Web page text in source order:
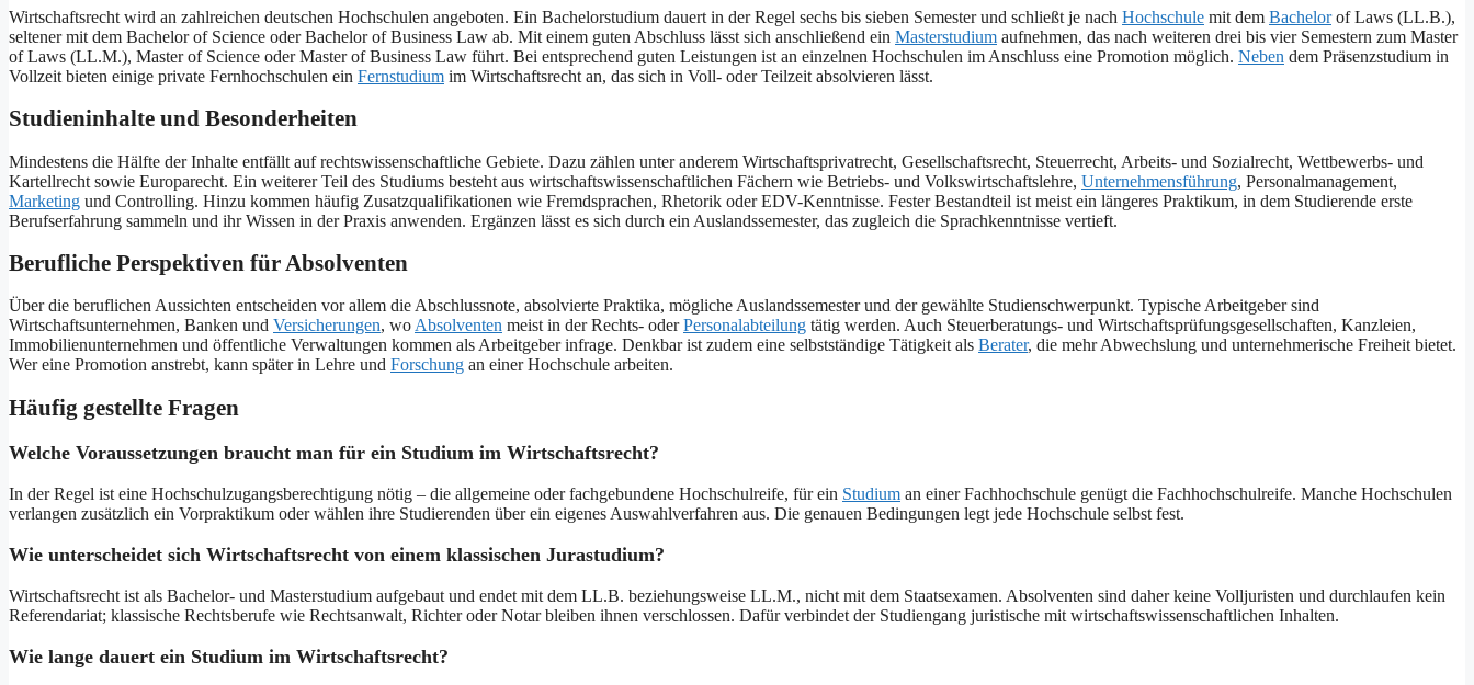
Wirtschaftsrecht wird an zahlreichen deutschen Hochschulen angeboten. Ein Bachelorstudium dauert in der Regel sechs bis sieben Semester und schließt je nach Hochschule mit dem Bachelorof Laws (LL.B.),
seltener mit dem Bachelor of Science oder Bachelor of Business Law ab. Mit einem guten Abschluss lässt sich anschließend ein Masterstudium aufnehmen, das nach weiteren drei bis vier Semestern zum Master
of Laws (LL.M.), Master of Science oder Master of Business Law führt. Bei entsprechend guten Leistungen ist an einzelnen Hochschulen im Anschluss eine Promotion möglich. Neben dem Präsenzstudium in
Vollzeit bieten einige private Fernhochschulen ein Fernstudium im Wirtschaftsrecht an, das sich in Voll- oder Teilzeit absolvieren lässt.
Studieninhalte und Besonderheiten
Mindestens die Hälfte der Inhalte entfällt auf rechtswissenschaftliche Gebiete. Dazu zählen unter anderem Wirtschaftsprivatrecht, Gesellschaftsrecht, Steuerrecht, Arbeits- und Sozialrecht, Wettbewerbs- und
Kartellrecht sowie Europarecht. Ein weiterer Teil des Studiums besteht aus wirtschaftswissenschaftlichen Fächern wie Betriebs- und Volkswirtschaftslehre, Unternehmensführung, Personalmanagement,
Marketing und Controlling. Hinzu kommen häufig Zusatzqualifikationen wie Fremdsprachen, Rhetorik oder EDV-Kenntnisse. Fester Bestandteil ist meist ein längeres Praktikum, in dem Studierende erste
Berufserfahrung sammeln und ihr Wissen in der Praxis anwenden. Ergänzen lässt es sich durch ein Auslandssemester, das zugleich die Sprachkenntnisse vertieft.
Berufliche Perspektiven für Absolventen
Über die beruflichen Aussichten entscheiden vor allem die Abschlussnote, absolvierte Praktika, mögliche Auslandssemester und der gewählte Studienschwerpunkt. Typische Arbeitgeber sind
Wirtschaftsunternehmen, Banken und Versicherungen, woAbsolventen meist in der Rechts- oderPersonalabteilung tätig werden. Auch Steuerberatungs- und Wirtschaftsprüfungsgesellschaften, Kanzleien,
Immobilienunternehmen und öffentliche Verwaltungen kommen als Arbeitgeber infrage. Denkbar ist zudem eine selbstständige Tätigkeit als Berater, die mehr Abwechslung und unternehmerische Freiheit bietet.
Wer eine Promotion anstrebt, kann später in Lehre und Forschung an einer Hochschule arbeiten.
Häufig gestellte Fragen
Welche Voraussetzungen braucht man für ein Studium im Wirtschaftsrecht?
In der Regel ist eine Hochschulzugangsberechtigung nötig – die allgemeine oder fachgebundene Hochschulreife, für ein Studium an einer Fachhochschule genügt die Fachhochschulreife. Manche Hochschulen
verlangen zusätzlich ein Vorpraktikum oder wählen ihre Studierenden über ein eigenes Auswahlverfahren aus. Die genauen Bedingungen legt jede Hochschule selbst fest.
Wie unterscheidet sich Wirtschaftsrecht von einem klassischen Jurastudium?
Wirtschaftsrecht ist als Bachelor- und Masterstudium aufgebaut und endet mit dem LL.B. beziehungsweise LL.M., nicht mit dem Staatsexamen. Absolventen sind daher keine Volljuristen und durchlaufen kein
Referendariat; klassische Rechtsberufe wie Rechtsanwalt, Richter oder Notar bleiben ihnen verschlossen. Dafür verbindet der Studiengang juristische mit wirtschaftswissenschaftlichen Inhalten.
Wie lange dauert ein Studium im Wirtschaftsrecht?